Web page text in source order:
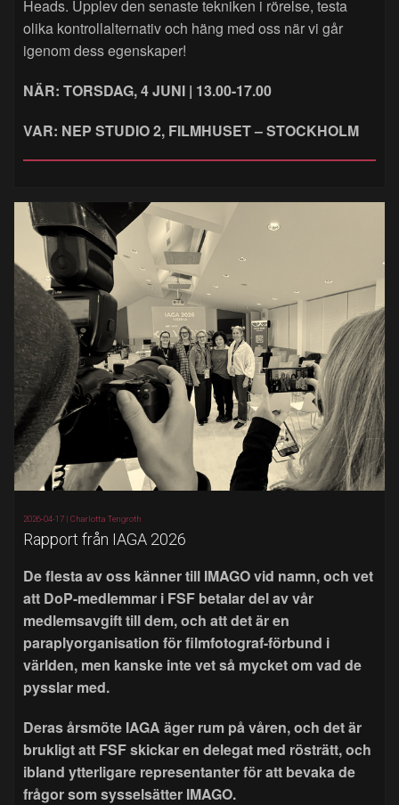
Heads. Upplev den senaste tekniken i rörelse, testa
olika kontrollalternativ och häng med oss när vi går
igenom dess egenskaper!
NÄR: TORSDAG, 4 JUNI | 13.00-17.00
VAR: NEP STUDIO 2, FILMHUSET – STOCKHOLM
2026-04-17 | Charlotta Tengroth
Rapport från IAGA 2026
De flesta av oss känner till IMAGO vid namn, och vet
att DoP-medlemmar i FSF betalar del av vår
medlemsavgift till dem, och att det är en
paraplyorganisation för filmfotograf-förbund i
världen, men kanske inte vet så mycket om vad de
pysslar med.
Deras årsmöte IAGA äger rum på våren, och det är
brukligt att FSF skickar en delegat med rösträtt, och
ibland ytterligare representanter för att bevaka de
frågor som sysselsätter IMAGO.